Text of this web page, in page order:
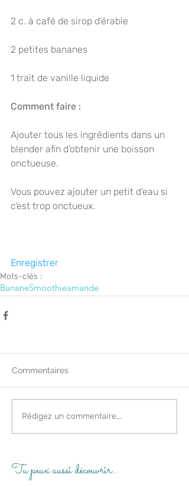
2 c. à café de sirop d’érable
2 petites bananes
1 trait de vanille liquide
Comment faire :
Ajouter tous les ingrédients dans un
blender afin d’obtenir une boisson
onctueuse.
Vous pouvez ajouter un petit d’eau si
c’est trop onctueux.
Enregistrer
Mots-clés :
BananeSmoothieamande
Commentaires
Rédigez un commentaire...
Tu peux aussi découvrir…